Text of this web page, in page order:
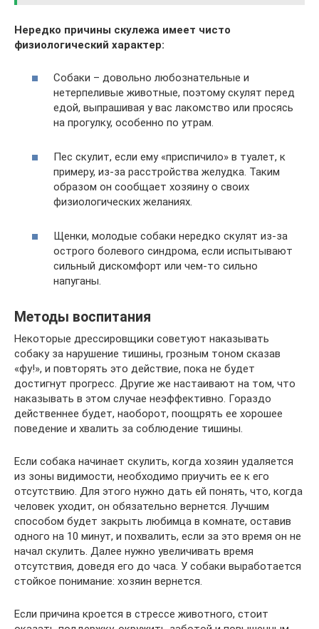
Нередко причины скулежа имеет чисто
физиологический характер:
Собаки – довольно любознательные и
нетерпеливые животные, поэтому скулят перед
едой, выпрашивая у вас лакомство или просясь
на прогулку, особенно по утрам.
Пес скулит, если ему «приспичило» в туалет, к
примеру, из-за расстройства желудка. Таким
образом он сообщает хозяину о своих
физиологических желаниях.
Щенки, молодые собаки нередко скулят из-за
острого болевого синдрома, если испытывают
сильный дискомфорт или чем-то сильно
напуганы.
Методы воспитания
Некоторые дрессировщики советуют наказывать
собаку за нарушение тишины, грозным тоном сказав
«фу!», и повторять это действие, пока не будет
достигнут прогресс. Другие же настаивают на том, что
наказывать в этом случае неэффективно. Гораздо
действеннее будет, наоборот, поощрять ее хорошее
поведение и хвалить за соблюдение тишины.
Если собака начинает скулить, когда хозяин удаляется
из зоны видимости, необходимо приучить ее к его
отсутствию. Для этого нужно дать ей понять, что, когда
человек уходит, он обязательно вернется. Лучшим
способом будет закрыть любимца в комнате, оставив
одного на 10 минут, и похвалить, если за это время он не
начал скулить. Далее нужно увеличивать время
отсутствия, доведя его до часа. У собаки выработается
стойкое понимание: хозяин вернется.
Если причина кроется в стрессе животного, стоит